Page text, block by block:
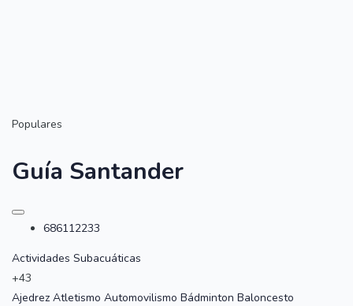
Populares
Guía Santander
686112233
Actividades Subacuáticas
+43
Ajedrez Atletismo Automovilismo Bádminton Baloncesto